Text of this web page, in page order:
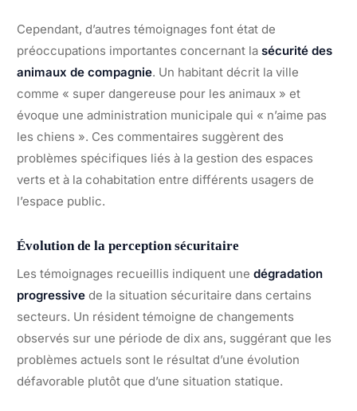
Cependant, d’autres témoignages font état de
préoccupations importantes concernant la sécurité des
animaux de compagnie. Un habitant décrit la ville
comme « super dangereuse pour les animaux » et
évoque une administration municipale qui « n’aime pas
les chiens ». Ces commentaires suggèrent des
problèmes spécifiques liés à la gestion des espaces
verts et à la cohabitation entre différents usagers de
l’espace public.
Évolution de la perception sécuritaire
Les témoignages recueillis indiquent une dégradation
progressive de la situation sécuritaire dans certains
secteurs. Un résident témoigne de changements
observés sur une période de dix ans, suggérant que les
problèmes actuels sont le résultat d’une évolution
défavorable plutôt que d’une situation statique.